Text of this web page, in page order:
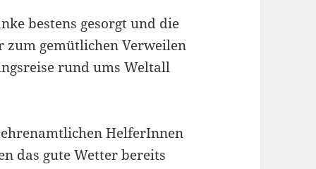
bestens gesorgt und die
zum gemütlichen Verweilen
rund ums Weltall
HelferInnen
das gute Wetter bereits